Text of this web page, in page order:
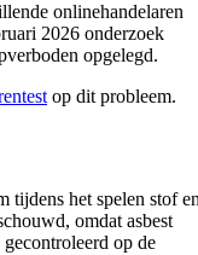
onlinehandelaren
2026 onderzoek
opgelegd.
op dit probleem.
tijdens het spelen stof en
omdat asbest
op de